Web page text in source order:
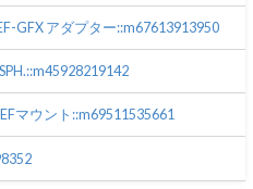
GFX アダプター::m67613913950
マウント::m69511535661